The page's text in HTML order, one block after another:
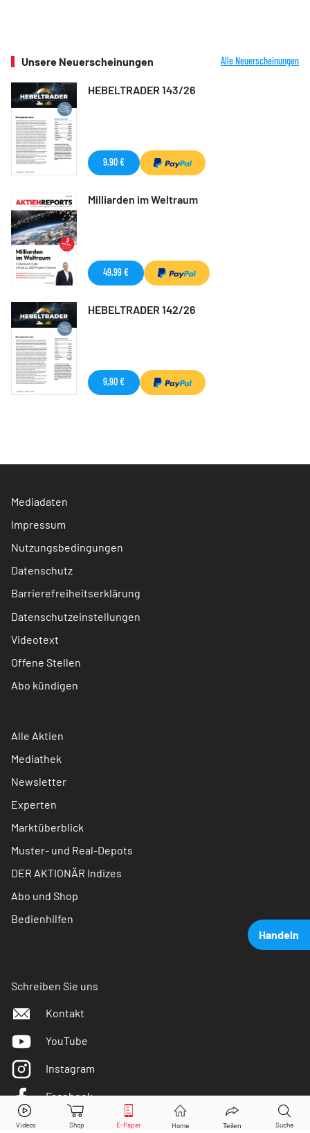
Handeln
ITM Power Aktie jetzt handeln?
Unsere Neuerscheinungen Alle Neuerscheinungen
HEBELTRADER 143/26
9,90 €
Milliarden im Weltraum
49,99 €
HEBELTRADER 142/26
9,90 €
Mediadaten
Impressum
Nutzungsbedingungen
Datenschutz
Barrierefreiheitserklärung
Datenschutzeinstellungen
Videotext
Offene Stellen
Abo kündigen
Alle Aktien
Mediathek
Newsletter
Experten
Marktüberblick
Muster- und Real-Depots
DER AKTIONÄR Indizes
Abo und Shop
Bedienhilfen
Schreiben Sie uns
Kontakt
YouTube
Instagram
Facebook
Twitter